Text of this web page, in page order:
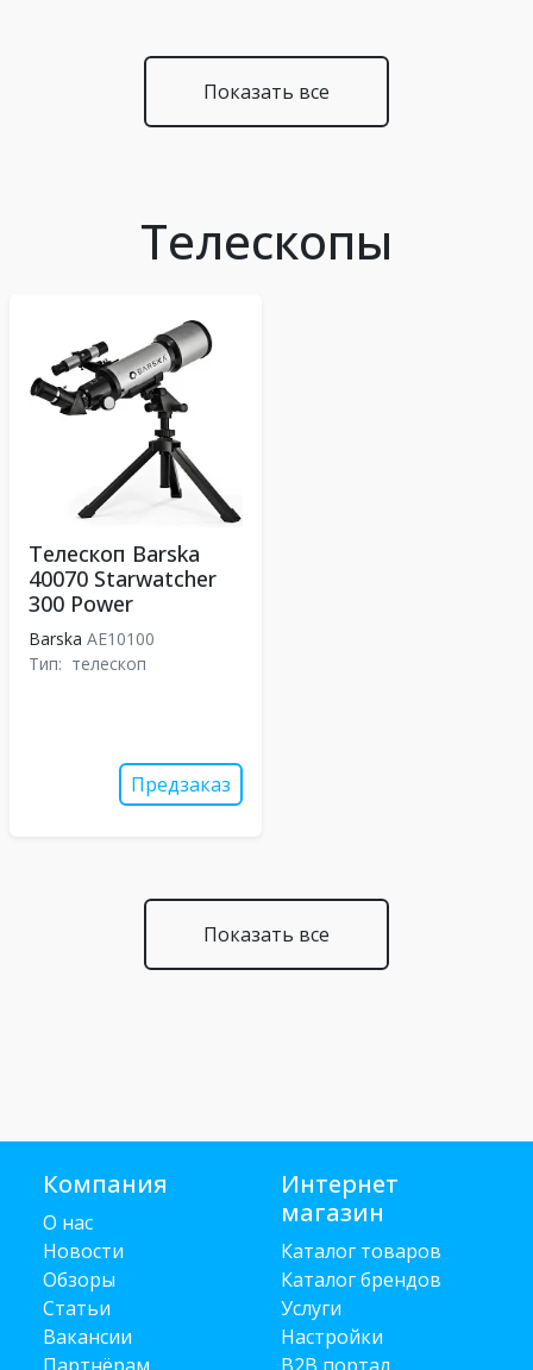
Показать все
Телескопы
Телескоп Barska
40070 Starwatcher
300 Power
Barska AE10100
Тип: телескоп
Предзаказ
Показать все
Компания
О нас
Новости
Обзоры
Статьи
Вакансии
Интернет
магазин
Каталог товаров
Каталог брендов
Услуги
Настройки